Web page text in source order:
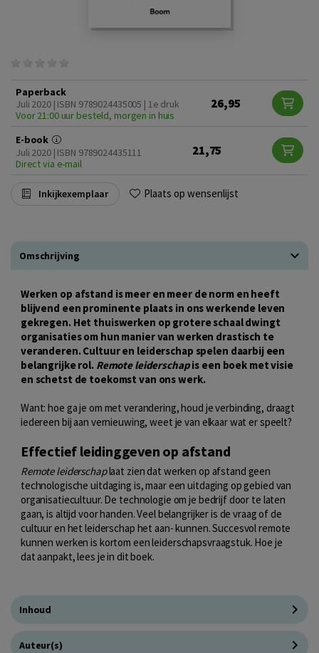
Paperback
Juli 2020 | ISBN 9789024435005 | 1e druk
Voor 21:00 uur besteld, morgen in huis
26,95
E-book
Juli 2020 | ISBN 9789024435111
Direct via e-mail
21,75
Inkijkexemplaar Plaats op wensenlijst
Omschrijving
Werken op afstand is meer en meer de norm en heeft
blijvend een prominente plaats in ons werkende leven
gekregen. Het thuiswerken op grotere schaal dwingt
organisaties om hun manier van werken drastisch te
veranderen. Cultuur en leiderschap spelen daarbij een
belangrijke rol. Remote leiderschapis een boek met visie
en schetst de toekomst van ons werk.
Want: hoe ga je om met verandering, houd je verbinding, draagt
iedereen bij aan vernieuwing, weet je van elkaar wat er speelt?
Effectief leidinggeven op afstand
Remote leiderschaplaat zien dat werken op afstand geen
technologische uitdaging is, maar een uitdaging op gebied van
organisatiecultuur. De technologie om je bedrijf door te laten
gaan, is altijd voor handen. Veel belangrijker is de vraag of de
cultuur en het leiderschap het aan- kunnen. Succesvol remote
kunnen werken is kortom een leiderschapsvraagstuk. Hoe je
dat aanpakt, lees je in dit boek.
Inhoud
Auteur(s)